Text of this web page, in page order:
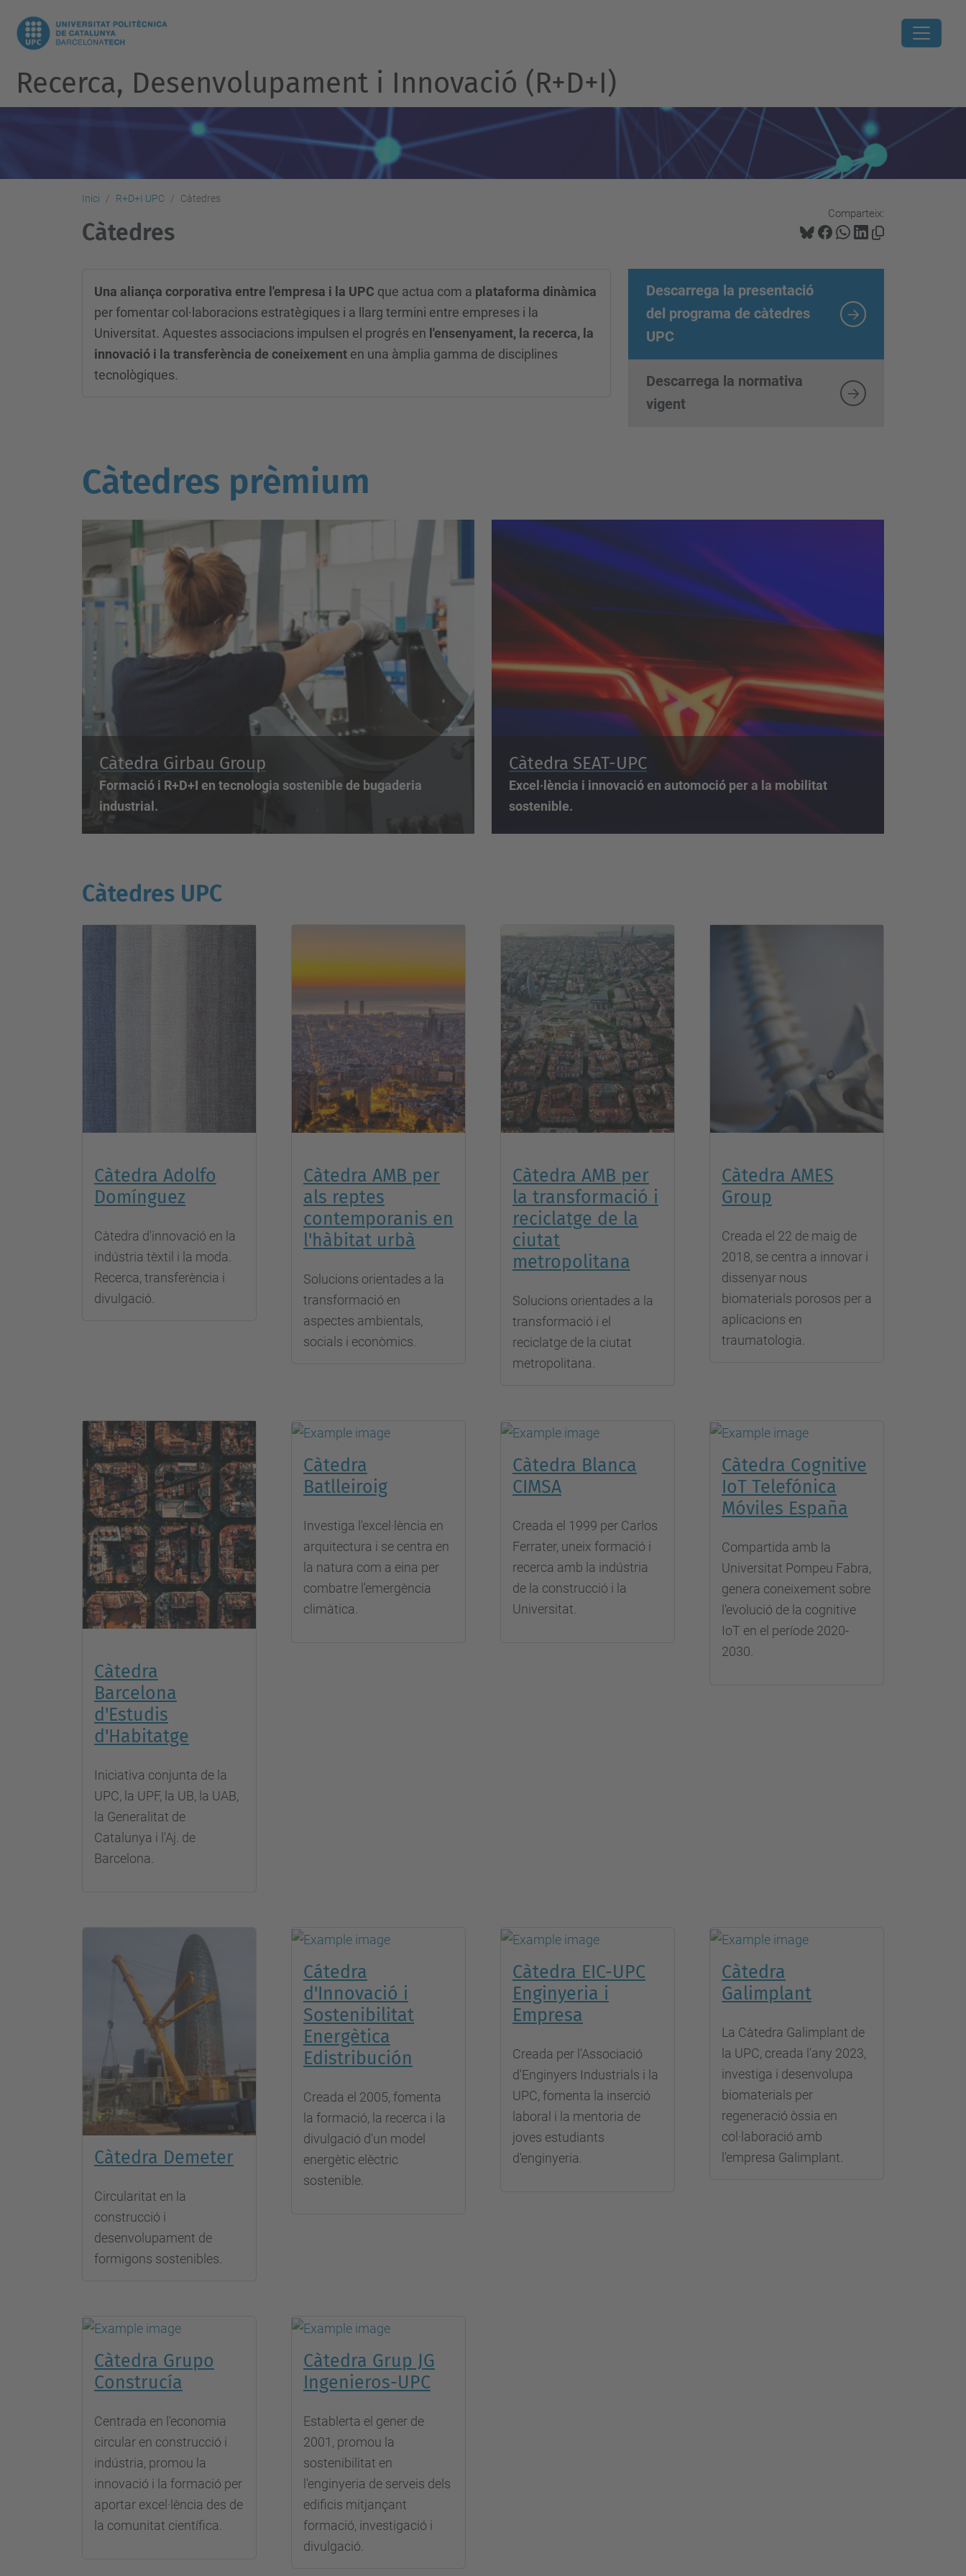
Recerca, Desenvolupament i Innovació (R+D+I)
Inici R+D+I UPC Càtedres
Comparteix:
Càtedres
Una aliança corporativa entre l'empresa i la UPC que actua com a plataforma dinàmica
per fomentar col·laboracions estratègiques i a llarg termini entre empreses i la
Universitat. Aquestes associacions impulsen el progrés en l'ensenyament, la recerca, la
innovació i la transferència de coneixement en una àmplia gamma de disciplines
tecnològiques.
Descarrega la presentació
del programa de càtedres
UPC
Descarrega la normativa
vigent
Càtedres prèmium
Càtedra Girbau Group
Formació i R+D+I en tecnologia sostenible de bugaderia
industrial.
Càtedra SEAT-UPC
Excel·lència i innovació en automoció per a la mobilitat
sostenible.
Càtedres UPC
Càtedra Adolfo
Domínguez
Càtedra d'innovació en la
indústria tèxtil i la moda.
Recerca, transferència i
divulgació.
Càtedra AMB per
als reptes
contemporanis en
l'hàbitat urbà
Solucions orientades a la
transformació en
aspectes ambientals,
socials i econòmics.
Càtedra AMB per
la transformació i
reciclatge de la
ciutat
metropolitana
Solucions orientades a la
transformació i el
reciclatge de la ciutat
metropolitana.
Càtedra AMES
Group
Creada el 22 de maig de
2018, se centra a innovar i
dissenyar nous
biomaterials porosos per a
aplicacions en
traumatologia.
Càtedra
Barcelona
d'Estudis
d'Habitatge
Iniciativa conjunta de la
UPC, la UPF, la UB, la UAB,
la Generalitat de
Catalunya i l'Aj. de
Barcelona.
Càtedra
Batlleiroig
Investiga l'excel·lència en
arquitectura i se centra en
la natura com a eina per
combatre l'emergència
climàtica.
Càtedra Blanca
CIMSA
Creada el 1999 per Carlos
Ferrater, uneix formació i
recerca amb la indústria
de la construcció i la
Universitat.
Càtedra Cognitive
IoT Telefónica
Móviles España
Compartida amb la
Universitat Pompeu Fabra,
genera coneixement sobre
l'evolució de la cognitive
IoT en el període 2020-
2030.
Càtedra Demeter
Circularitat en la
construcció i
desenvolupament de
formigons sostenibles.
Cátedra
d'Innovació i
Sostenibilitat
Energètica
Edistribución
Creada el 2005, fomenta
la formació, la recerca i la
divulgació d'un model
energètic elèctric
sostenible.
Càtedra EIC-UPC
Enginyeria i
Empresa
Creada per l'Associació
d'Enginyers Industrials i la
UPC, fomenta la inserció
laboral i la mentoria de
joves estudiants
d'enginyeria.
Càtedra
Galimplant
La Càtedra Galimplant de
la UPC, creada l'any 2023,
investiga i desenvolupa
biomaterials per
regeneració òssia en
col·laboració amb
l'empresa Galimplant.
Càtedra Grupo
Construcía
Centrada en l'economia
circular en construcció i
indústria, promou la
innovació i la formació per
aportar excel·lència des de
la comunitat científica.
Càtedra Grup JG
Ingenieros-UPC
Establerta el gener de
2001, promou la
sostenibilitat en
l'enginyeria de serveis dels
edificis mitjançant
formació, investigació i
divulgació.